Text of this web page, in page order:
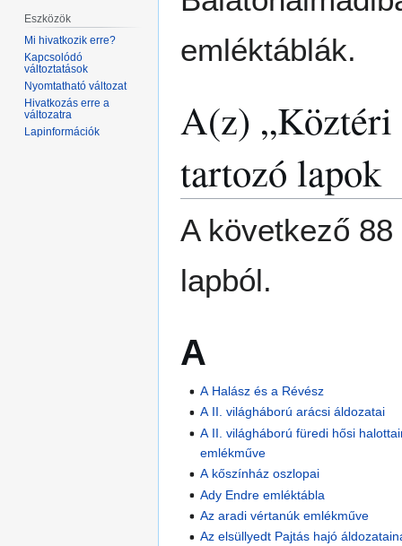
aa
emléktáblák.
A(z) „Köztéri
tartozó lapok
A következő
lapból.
A
A Halász és a Révész
A II. világháború arácsi áldozatai
A II. világháború füredi hősi
emlékműve
A kőszínház oszlopai
Ady Endre emléktábla
Az aradi vértanúk emlékműve
Az elsüllyedt Pajtás hajó
Eszközök
Mi hivatkozik erre?
Kapcsolódó
változtatások
Nyomtatható változat
Hivatkozás erre a
változatra
Lapinformációk